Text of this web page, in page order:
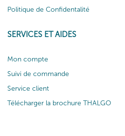
Politique de Confidentalité
SERVICES ET AIDES
Mon compte
Suivi de commande
Service client
Télécharger la brochure THALGO